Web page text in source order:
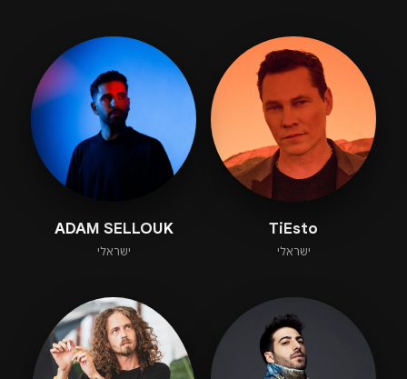
TiEsto
ישראלי
ADAM SELLOUK
ישראלי